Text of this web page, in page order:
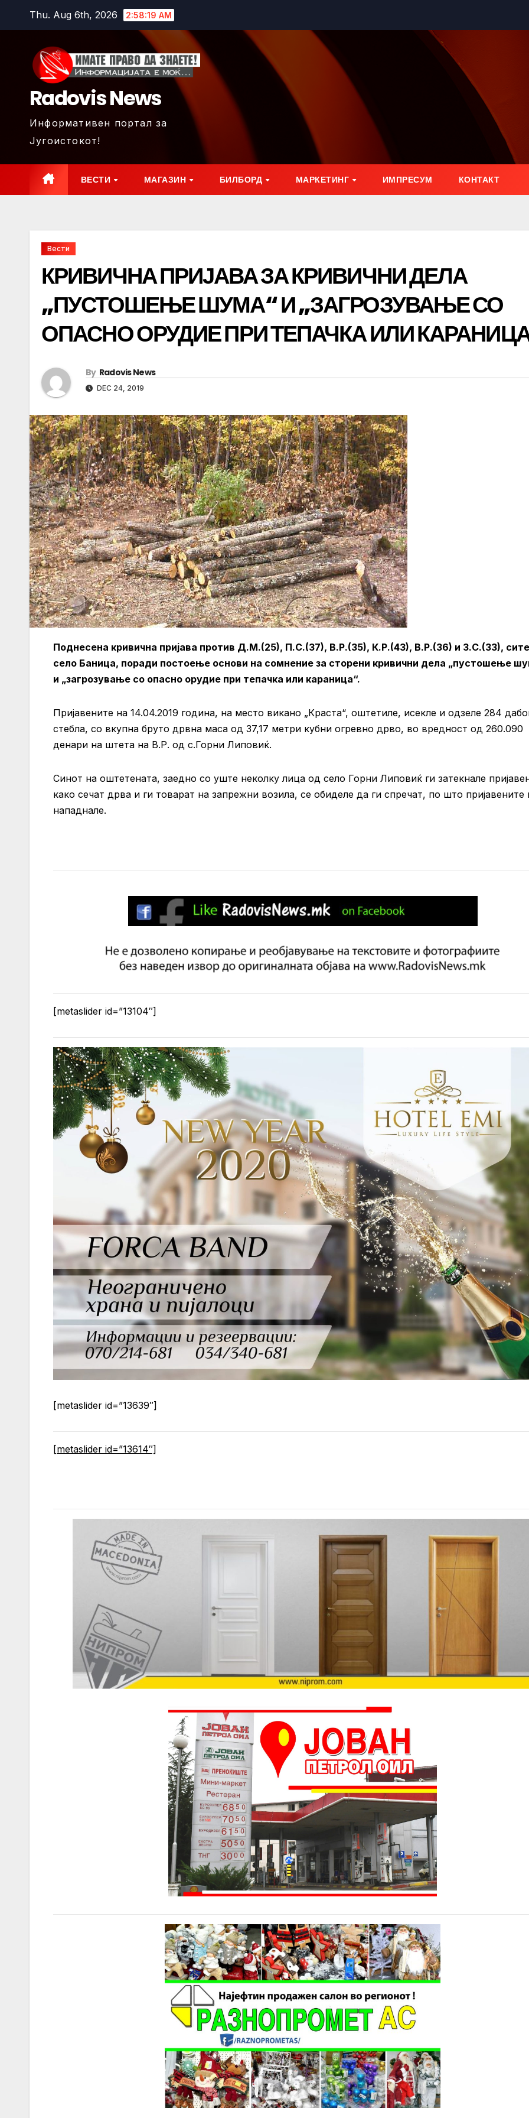
Thu. Aug 6th, 2026 2:58:20 AM
Radovis News
Информативен портал за
Југоистокот!
ВЕСТИ МАГАЗИН БИЛБОРД МАРКЕТИНГ ИМПРЕСУМ КОНТАКТ
Вести
КРИВИЧНА ПРИЈАВА ЗА КРИВИЧНИ ДЕЛА
„ПУСТОШЕЊЕ ШУМА“ И „ЗАГРОЗУВАЊЕ СО
ОПАСНО ОРУДИЕ ПРИ ТЕПАЧКА ИЛИ
By Radovis News
DEC 24, 2019
Поднесена кривична пријава против Д.М.(25), П.С.(37), В.Р.(35), К.Р.(43), В.Р.(36) и З.С.(33),
село Баница, поради постоење основи на сомнение за сторени кривични дела „пустошење
и „загрозување со опасно орудие при тепачка или караница“.
Пријавените на 14.04.2019 година, на место викано „Краста“, оштетиле, исекле и одзеле 284
стебла, со вкупнa бруто дрвна маса од 37,17 метри кубни огревно дрво, во вредност од 260.090
денари на штета на В.Р. од с.Горни Липовиќ.
Синот на оштетената, заедно со уште неколку лица од село Горни Липовиќ ги затекнале
како сечат дрва и ги товарат на запрежни возила, се обиделе да ги спречат, по што пријавените
нападнале.
[metaslider id=”13104″]
[metaslider id=”13639″]
[metaslider id=”13614″]